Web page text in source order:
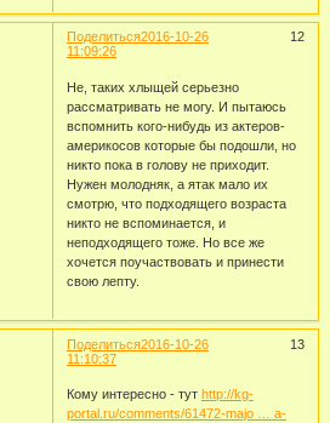
Поделиться 12
2016-10-26
11:09:26
Не, таких хлыщей серьезно
рассматривать не могу. И пытаюсь
вспомнить кого-нибудь из актеров-
америкосов которые бы подошли, но
никто пока в голову не приходит.
Нужен молодняк, а ятак мало их
смотрю, что подходящего возраста
никто не вспоминается, и
неподходящего тоже. Но все же
хочется поучаствовать и принести
свою лепту.
Поделиться 13
2016-10-26
11:10:37
Кому интересно - тут http://kg-
portal.ru/comments/61472-majo … a-